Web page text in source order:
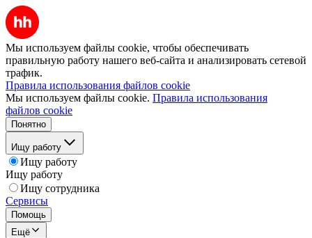
Мы используем файлы cookie, чтобы обеспечивать
правильную работу нашего веб-сайта и анализировать сетевой
трафик.
Правила использования файлов cookie
Мы используем файлы cookie. Правила использования
файлов cookie
Понятно
Ищу работу
Ищу работу
Ищу работу
Ищу сотрудника
Сервисы
Помощь
Ещё